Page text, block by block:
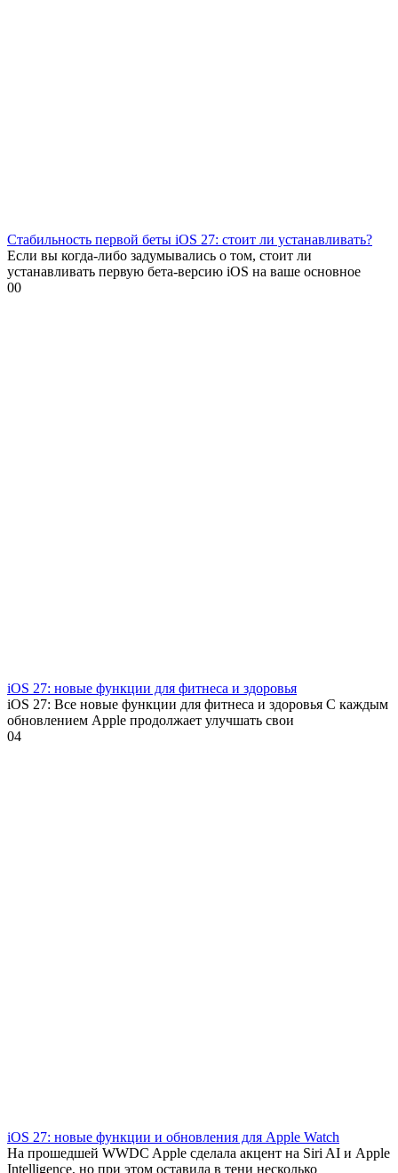
Стабильность первой беты iOS 27: стоит ли устанавливать?
Если вы когда-либо задумывались о том, стоит ли
устанавливать первую бета-версию iOS на ваше основное
00
iOS 27: новые функции для фитнеса и здоровья
iOS 27: Все новые функции для фитнеса и здоровья С каждым
обновлением Apple продолжает улучшать свои
04
iOS 27: новые функции и обновления для Apple Watch
На прошедшей WWDC Apple сделала акцент на Siri AI и Apple
Intelligence, но при этом оставила в тени несколько